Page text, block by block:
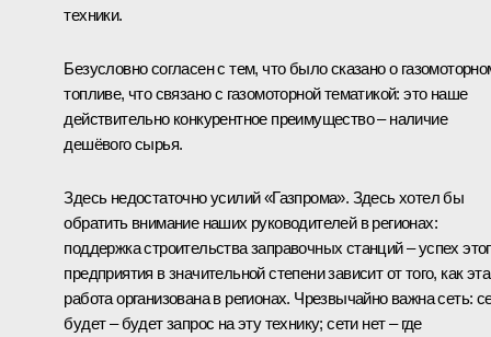
техники.
Безусловно согласен с тем, что было сказано о
топливе, что связано с газомоторной тематикой: это наше
действительно конкурентное преимущество – наличие
дешёвого сырья.
Здесь недостаточно усилий «Газпрома». Здесь хотел бы
обратить внимание наших руководителей в регионах:
поддержка строительства заправочных станций – успех
предприятия в значительной степени зависит от того, как эта
работа организована в регионах. Чрезвычайно важна сеть:
будет – будет запрос на эту технику; сети нет – где